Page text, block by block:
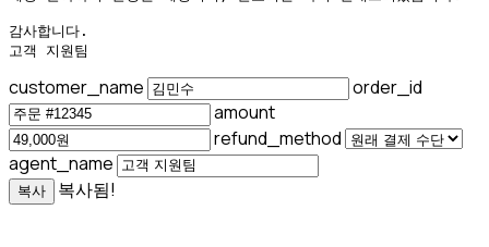
감사합니다.
고객 지원팀
customer_name
order_id
amount
refund_method
agent_name
복사 복사됨!